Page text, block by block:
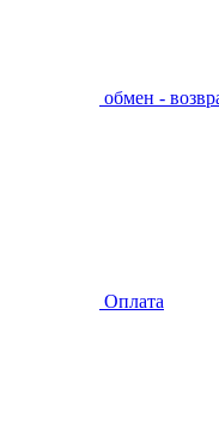
обмен -
Оплата